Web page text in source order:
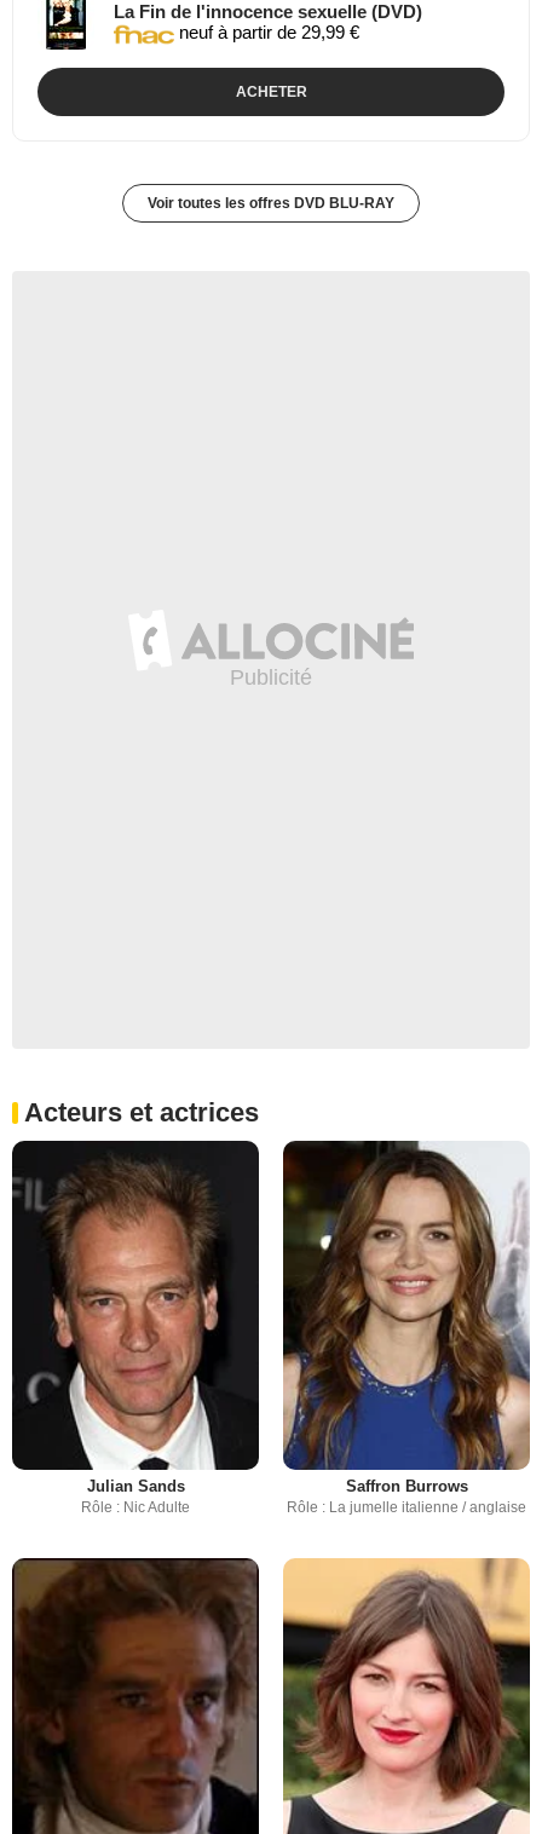
La Fin de l'innocence sexuelle (DVD)
neuf à partir de 29,99 €
ACHETER
Voir toutes les offres DVD BLU-RAY
Acteurs et actrices
Julian Sands
Rôle : Nic Adulte
Saffron Burrows
Rôle : La jumelle italienne / anglaise